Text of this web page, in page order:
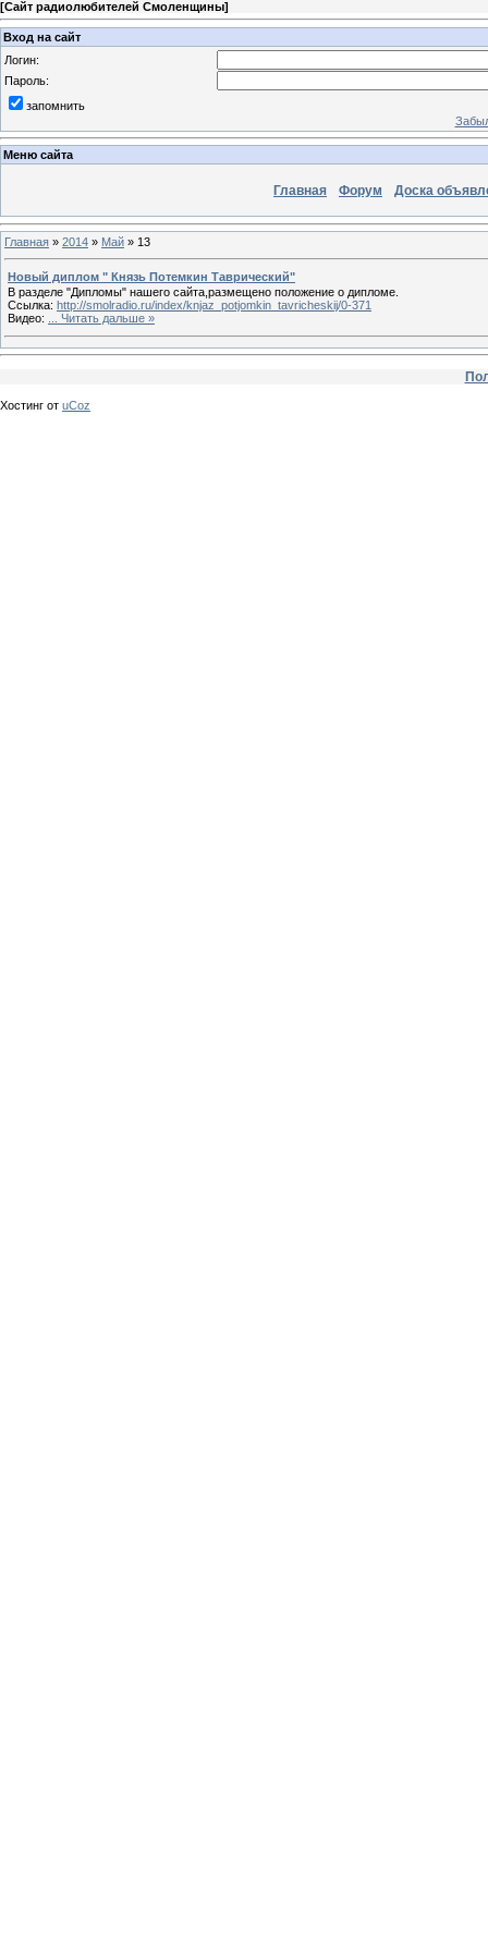
[Сайт радиолюбителей Смоленщины]
Вход на сайт
Логин:
Пароль:
запомнить
Меню сайта
Главная Форум Доска
Главная » 2014 » Май » 13
Новый диплом " Князь Потемкин Таврический"
В разделе "Дипломы" нашего сайта,размещено положение о дипломе.
Ссылка: http://smolradio.ru/index/knjaz_potjomkin_tavricheskij/0-371
Видео:
Читать дальше »
Хостинг от uCoz